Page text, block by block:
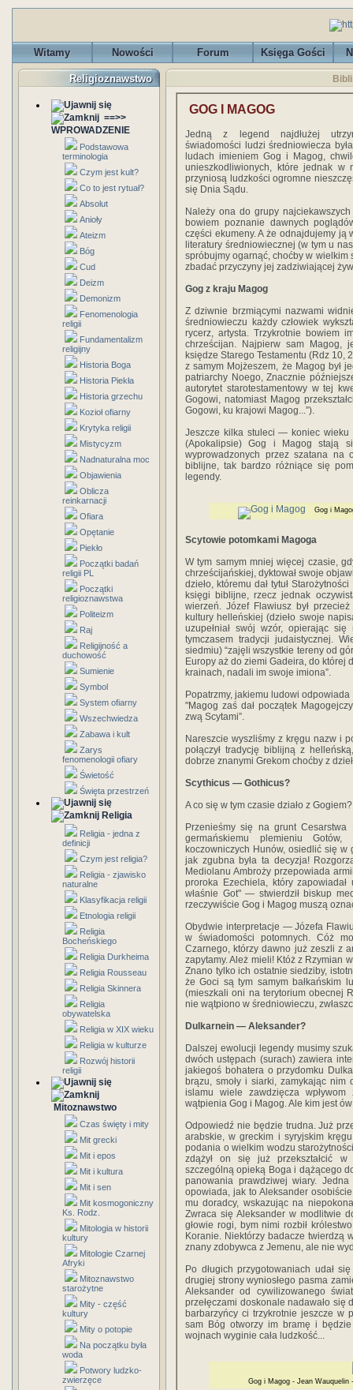
Witamy Nowości Forum Księga Gości
Religioznawstwo
==>>
WPROWADZENIE
Podstawowa
terminologia
Czym jest kult?
Co to jest rytuał?
Absolut
Anioły
Ateizm
Bóg
Cud
Deizm
Demonizm
Fenomenologia
religii
Fundamentalizm
religijny
Historia Boga
Historia Piekła
Historia grzechu
Kozioł ofiarny
Krytyka religii
Mistycyzm
Nadnaturalna moc
Objawienia
Oblicza
reinkarnacji
Ofiara
Opętanie
Piekło
Początki badań
religii PL
Początki
religioznawstwa
Politeizm
Raj
Religijność a
duchowość
Sumienie
Symbol
System ofiarny
Wszechwiedza
Zabawa i kult
Zarys
fenomenologii ofiary
Świetość
Święta przestrzeń
Religia
Religia - jedna z
definicji
Czym jest religia?
Religia - zjawisko
naturalne
Klasyfikacja religii
Etnologia religii
Religia
Bocheńskiego
Religia Durkheima
Religia Rousseau
Religia Skinnera
Religia
obywatelska
Religia w XIX wieku
Religia w kulturze
Rozwój historii
religii
Mitoznawstwo
Czas święty i mity
Mit grecki
Mit i epos
Mit i kultura
Mit i sen
Mit kosmogoniczny
Ks. Rodz.
Mitologia w historii
kultury
Mitologie Czarnej
Afryki
Mitoznawstwo
starożytne
Mity - część
kultury
Mity o potopie
Na początku była
woda
Potwory ludzko-
zwierzęce
GOG I MAGOG
Jedną z legend najdłużej
świadomości ludzi średniowiecza
ludach imieniem Gog i Magog,
unieszkodliwionych, które jednak
przyniosą ludzkości ogromne
się Dnia Sądu.
Należy ona do grupy
bowiem poznanie dawnych
części ekumeny. A że odnajdujemy
literatury średniowiecznej (w tym u
spróbujmy ogarnąć, choćby w
zbadać przyczyny jej zadziwiającej
Gog z kraju Magog
Z dziwnie brzmiącymi nazwami
średniowieczu każdy człowiek
rycerz, artysta. Trzykrotnie bowiem
chrześcijan. Najpierw sam Magog,
księdze Starego Testamentu (Rdz 10,
z samym Mojżeszem, że Magog był
patriarchy Noego, Znacznie
autorytet starotestamentowy w tej
Gogowi, natomiast Magog
Gogowi, ku krajowi Magog...”).
Jeszcze kilka stuleci — koniec
(Apokalipsie) Gog i Magog stają
wyprowadzonych przez szatana na
biblijne, tak bardzo różniące się
legendy.
Gog i
Scytowie potomkami Magoga
W tym samym mniej więcej czasie,
chrześcijańskiej, dyktował swoje
dzieło, któremu dał tytuł
księgi biblijne, rzecz jednak
wierzeń. Józef Flawiusz był
kultury helleńskiej (dzieło swoje
uzupełniał swój wzór, opierając
tymczasem tradycji judaistycznej.
siedmiu) “zajęli wszystkie tereny od
Europy aż do ziemi Gadeira, do której
krainach, nadali im swoje imiona”.
Popatrzmy, jakiemu ludowi odpowiada
"Magog zaś dał początek
zwą Scytami”.
Nareszcie wyszliśmy z kręgu nazw i
połączył tradycję biblijną z
dobrze znanymi Grekom choćby z
Scythicus — Gothicus?
A co się w tym czasie działo z Gogiem?
Przenieśmy się na grunt
germańskiemu plemieniu
koczowniczych Hunów, osiedlić się
jak zgubna była ta decyzja!
Mediolanu Ambroży przepowiada
proroka Ezechiela, który
właśnie Got" — stwierdził biskup
rzeczywiście Gog i Magog muszą
Obydwie interpretacje — Józefa
w świadomości potomnych. Cóż
Czarnego, którzy dawno już zeszli z
zapytamy. Ależ mieli! Któż z Rzymian
Znano tylko ich ostatnie siedziby,
że Goci są tym samym bałkańskim
(mieszkali oni na terytorium obecnej
nie wątpiono w średniowieczu,
Dulkarnein — Aleksander?
Dalszej ewolucji legendy musimy
dwóch ustępach (surach) zawiera
jakiegoś bohatera o przydomku
brązu, smoły i siarki, zamykając
islamu wiele zawdzięcza
wątpienia Gog i Magog. Ale kim jest
Odpowiedź nie będzie trudna. Już
arabskie, w greckim i syryjskim
podania o wielkim wodzu
zdążył on się już przekształcić w
szczególną opieką Boga i dążącego
panowania prawdziwej wiary.
opowiada, jak to Aleksander
mu doradcy, wskazując na
Zwraca się Aleksander w modlitwie
głowie rogi, bym nimi rozbił
Koranie. Niektórzy badacze twierdzą
znany zdobywca z Jemenu, ale nie
Po długich przygotowaniach udał
drugiej strony wyniosłego pasma
Aleksander od cywilizowanego
przełęczami doskonale nadawało
barbarzyńcy ci trzykrotnie jeszcze w
sam Bóg otworzy im bramę i
wojnach wyginie cała ludzkość...
Gog i Magog - Jean Wauquelin